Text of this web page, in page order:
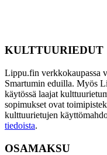
KULTTUURIEDUT
Lippu.fin verkkokaupassa
Smartumin eduilla. Myös
käytössä laajat
sopimukset ovat
kulttuurietujen
tiedoista.
OSAMAKSU